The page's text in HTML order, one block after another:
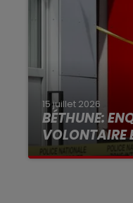
15 juillet 2026
BÉTHUNE:
VOLONTAIRE
Selon les